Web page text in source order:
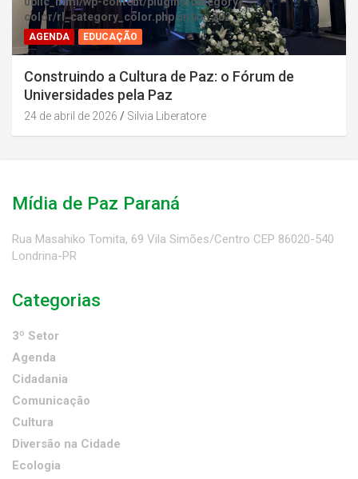
color/rl_category_color.phpon line202
AGENDA EDUCAÇÃO
Construindo a Cultura de Paz: o Fórum de
Universidades pela Paz
24 de abril de 2026 Silvia Liberatore
Mídia de Paz Paraná
Rua Masahiko Tomita, 69 Vila Simões/Centro CEP 86020-540
Londrina-PR
Categorias
3º Setor
Agenda
Cidadania
Comunicação
Cultura
Diversão na Cidade
Ecologia